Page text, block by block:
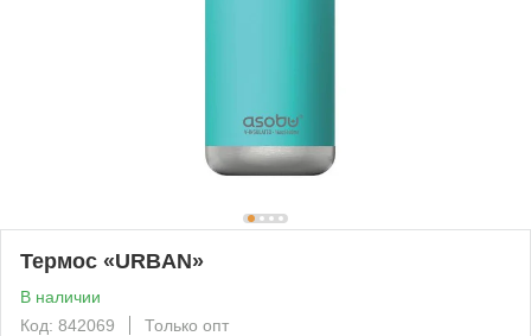
Термос «URBAN»
В наличии
Код: 842069
Только опт